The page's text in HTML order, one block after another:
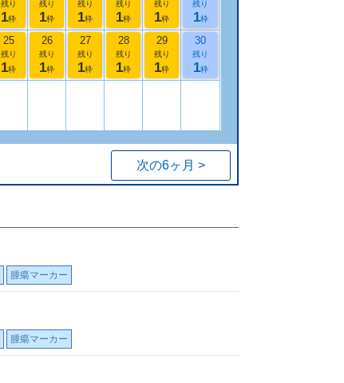
残り
1枠
残り
1枠
残り
1枠
残り
1枠
残り
1枠
残り
1枠
25
残り
1枠
26
残り
1枠
27
残り
1枠
28
残り
1枠
29
残り
1枠
30
残り
1枠
次の6ヶ月 >
腫瘍マーカー
腫瘍マーカー